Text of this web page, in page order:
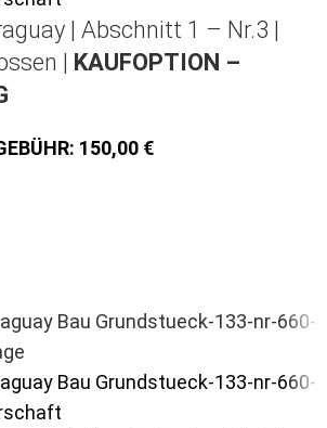
| Abschnitt 1 – Nr.3 |
| KAUFOPTION –
150,00